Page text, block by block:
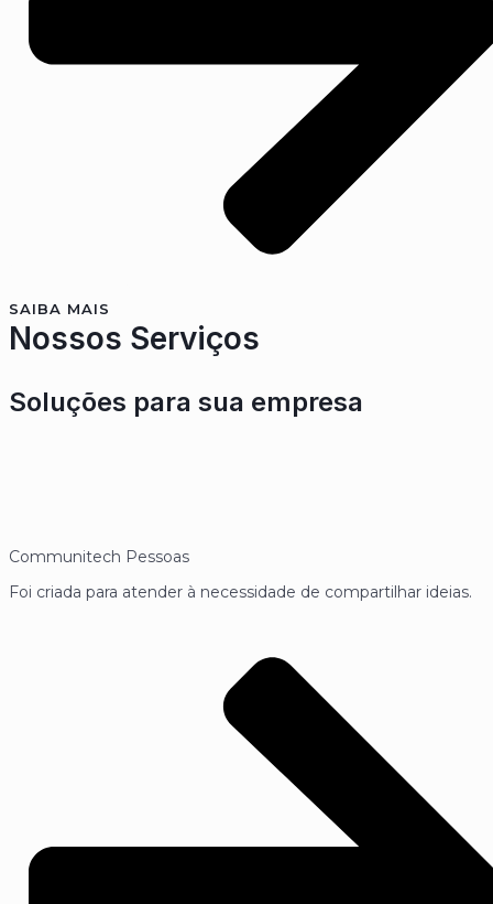
SAIBA MAIS
Nossos Serviços
Soluções para sua empresa
Communitech Pessoas
Foi criada para atender à necessidade de compartilhar ideias.